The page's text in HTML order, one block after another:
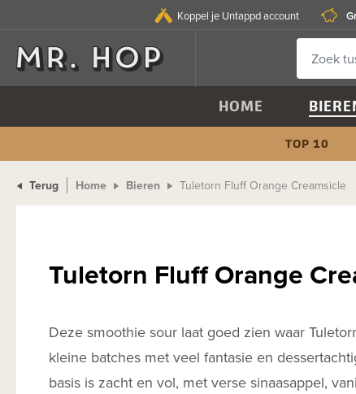
Koppel je Untappd account
HOME
TOP 10
Terug Home Bieren Tuletorn Fluff Orange Creamsicle
Tuletorn Fluff Orange
Deze smoothie sour laat goed zien waar
kleine batches met veel fantasie en
basis is zacht en vol, met verse sinaasappel,